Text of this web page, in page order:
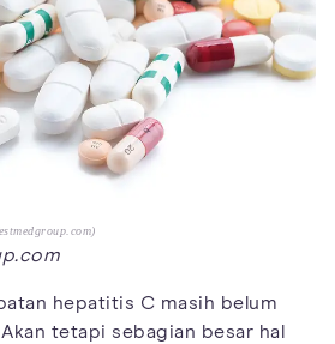
hepatitis C masih belum
tetapi sebagian besar hal